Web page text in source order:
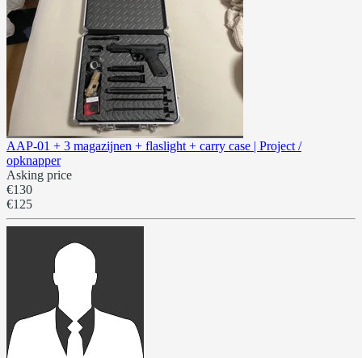
AAP-01 + 3 magazijnen + flaslight + carry case | Project /
opknapper
Asking price
€130
€125